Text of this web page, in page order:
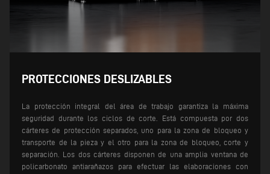
PROTECCIONES DESLIZABLES
La protección integral del área de trabajo garantiza la máxima
seguridad durante los ciclos de corte. Está compuesta por dos
cárteres de protección separados, uno para la zona de bloqueo y
transporte de la pieza y el otro para la zona de bloqueo, corte y
separación. Los dos cárteres disponen de una amplia ventana de
policarbonato antiarañazos para efectuar las elaboraciones con